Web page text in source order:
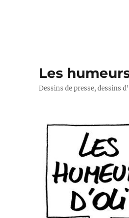
Les
Dessins de presse, dessins